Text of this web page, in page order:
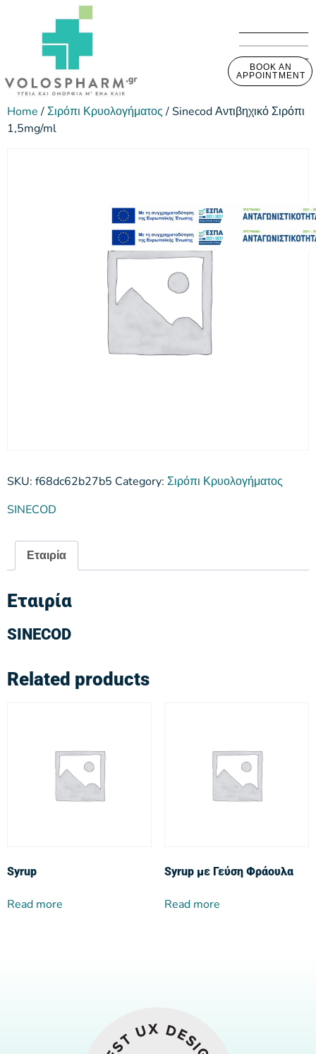
BOOK AN
APPOINTMENT
Home/Σιρόπι Κρυολογήματος/ Sinecod Αντιβηχικό Σιρόπι
1,5mg/ml
SKU: f68dc62b27b5 Category: Σιρόπι Κρυολογήματος
SINECOD
Εταιρία
Εταιρία
SINECOD
Related products
Syrup
Read more
Syrup με Γεύση Φράουλα
Read more